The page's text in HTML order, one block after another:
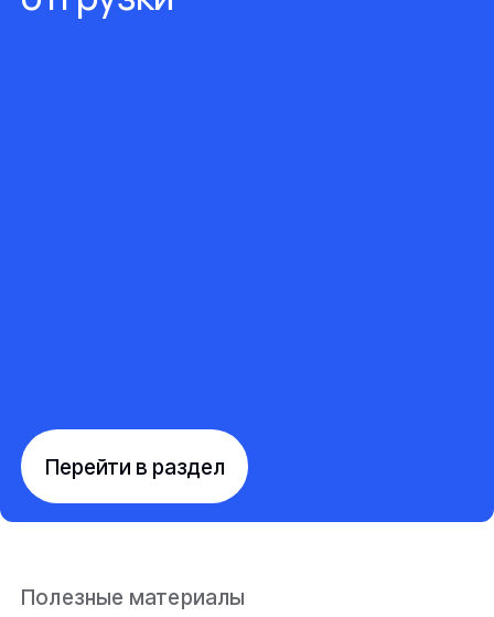
Перейти в раздел
Полезные материалы